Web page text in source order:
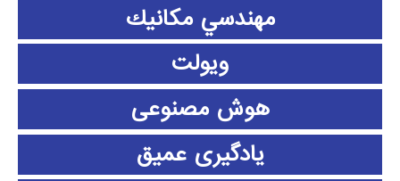
مهندسي مكانيك
ویولت
هوش مصنوعی
یادگیری عمیق